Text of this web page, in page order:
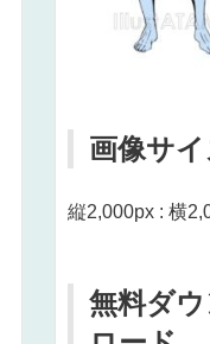
画像サ
縦2,000px : 横
無料ダウ